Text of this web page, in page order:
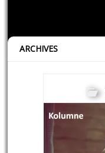
ARCHIVES